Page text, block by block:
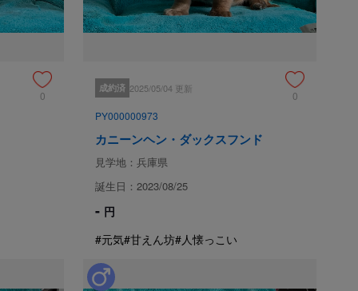
ています。
子100頭以上所有しています。
0
成約済 2025/05/04 更新
0
PY000000973
カニーンヘン・ダックスフンド
見学地：兵庫県
誕生日：2023/08/25
- 円
#元気#甘えん坊#人懐っこい